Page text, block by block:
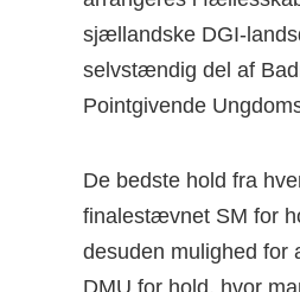
sjællandske DGI-
selvstændig del af
Pointgivende
De bedste hold fra
finalestævnet SM for
desuden mulighed for
DMU for hold, hvor